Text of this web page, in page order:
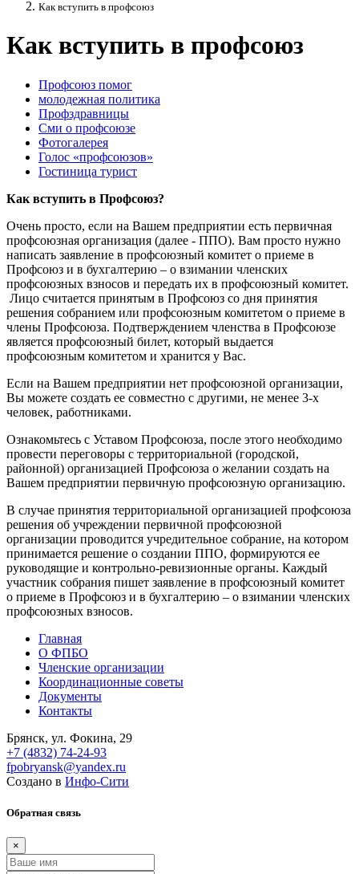
Как вступить в профсоюз
Как вступить в профсоюз
Профсоюз помог
молодежная политика
Профздравницы
Сми о профсоюзе
Фотогалерея
Голос «профсоюзов»
Гостиница турист
Как вступить в Профсоюз?
Очень просто, если на Вашем предприятии есть первичная
профсоюзная организация (далее - ППО). Вам просто нужно
написать заявление в профсоюзный комитет о приеме в
Профсоюз и в бухгалтерию – о взимании членских
профсоюзных взносов и передать их в профсоюзный комитет.
Лицо считается принятым в Профсоюз со дня принятия
решения собранием или профсоюзным комитетом о приеме в
члены Профсоюза. Подтверждением членства в Профсоюзе
является профсоюзный билет, который выдается
профсоюзным комитетом и хранится у Вас.
Если на Вашем предприятии нет профсоюзной организации,
Вы можете создать ее совместно с другими, не менее 3-х
человек, работниками.
Ознакомьтесь с Уставом Профсоюза, после этого необходимо
провести переговоры с территориальной (городской,
районной) организацией Профсоюза о желании создать на
Вашем предприятии первичную профсоюзную организацию.
В случае принятия территориальной организацией профсоюза
решения об учреждении первичной профсоюзной
организации проводится учредительное собрание, на котором
принимается решение о создании ППО, формируются ее
руководящие и контрольно-ревизионные органы. Каждый
участник собрания пишет заявление в профсоюзный комитет
о приеме в Профсоюз и в бухгалтерию – о взимании членских
профсоюзных взносов.
Главная
О ФПБО
Членские организации
Координационные советы
Документы
Контакты
Брянск, ул. Фокина, 29
+7 (4832) 74-24-93
fpobryansk@yandex.ru
Создано в Инфо-Сити
Обратная связь
×